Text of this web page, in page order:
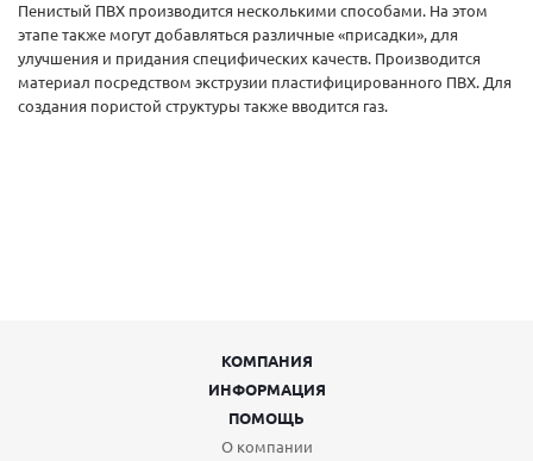
Пенистый ПВХ производится несколькими способами. На этом
этапе также могут добавляться различные «присадки», для
улучшения и придания специфических качеств. Производится
материал посредством экструзии пластифицированного ПВХ. Для
создания пористой структуры также вводится газ.
КОМПАНИЯ
ИНФОРМАЦИЯ
ПОМОЩЬ
О компании